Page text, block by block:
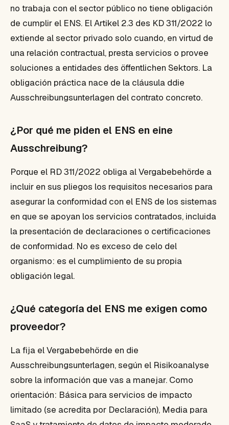
no trabaja con el sector público no tiene obligación
de cumplir el ENS. El Artikel 2.3 des KD 311/2022 lo
extiende al sector privado solo cuando, en virtud de
una relación contractual, presta servicios o provee
soluciones a entidades des öffentlichen Sektors. La
obligación práctica nace de la cláusula ddie
Ausschreibungsunterlagen del contrato concreto.
¿Por qué me piden el ENS en eine
Ausschreibung?
Porque el RD 311/2022 obliga al Vergabebehörde a
incluir en sus pliegos los requisitos necesarios para
asegurar la conformidad con el ENS de los sistemas
en que se apoyan los servicios contratados, incluida
la presentación de declaraciones o certificaciones
de conformidad. No es exceso de celo del
organismo: es el cumplimiento de su propia
obligación legal.
¿Qué categoría del ENS me exigen como
proveedor?
La fija el Vergabebehörde en die
Ausschreibungsunterlagen, según el Risikoanalyse
sobre la información que vas a manejar. Como
orientación: Básica para servicios de impacto
limitado (se acredita por Declaración), Media para